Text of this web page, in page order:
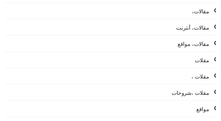
مقالات،
مقالات، أنترنت
مقالات، مواقع
مقلات
مقلات ،
مقلات ،شروحات
مواقع